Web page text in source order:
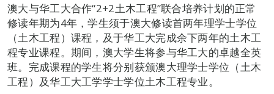
澳大与华工大合作“2+2土木工程”联合培养计划的正常
修读年期为4年，学生须于澳大修读首两年理学士学位
（土木工程）课程，及于华工大完成余下两年的土木工
程专业课程。期间，澳大学生将参与华工大的卓越全英
班。完成课程的学生将分别获颁澳大理学士学位（土木
工程）及华工大工学学士学位土木工程专业。